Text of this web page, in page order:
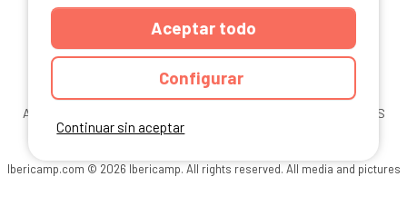
ANUARIO
COOKIES
CARTA DE CONFIDENCIALIDAD
Ibericamp.com © 2026 Ibericamp. All rights reserved. All media and pictures
Continuar sin aceptar
Aceptar todo
Configurar